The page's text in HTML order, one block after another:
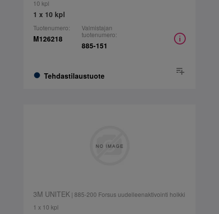
10 kpl
1 x 10 kpl
Tuotenumero:
M126218
Tehdastilaustuote
Valmistajan
tuotenumero:
885-151
3M UNITEK| 885-200 Forsus uudelleenaktivointi holkki
1 x 10 kpl